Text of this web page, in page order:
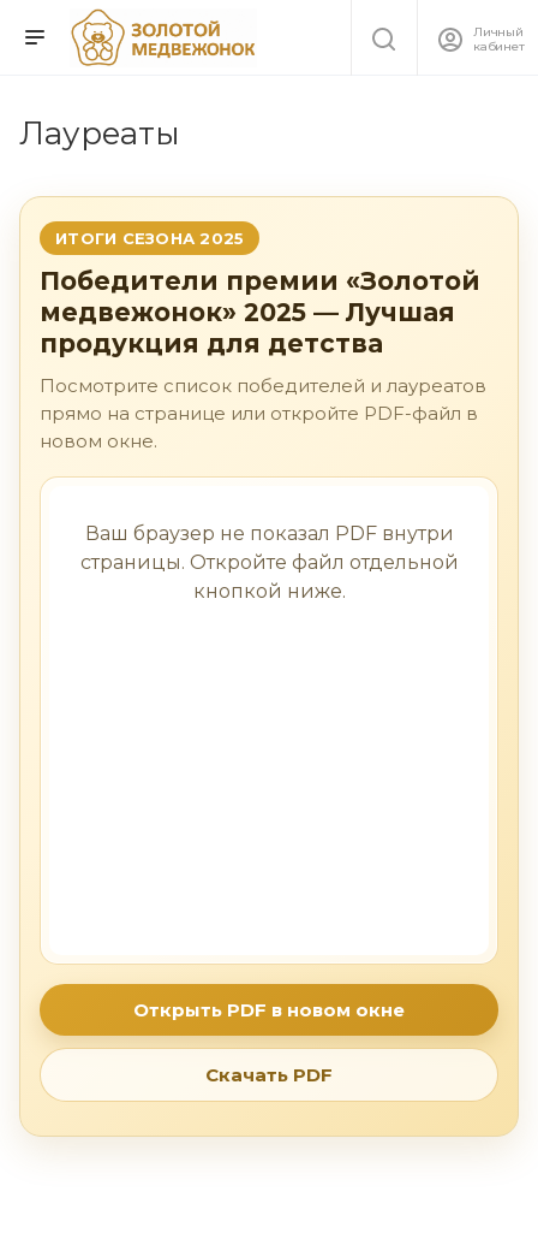
Личный
кабинет
Лауреаты
ИТОГИ СЕЗОНА 2025
Победители премии «Золотой
медвежонок» 2025 — Лучшая
продукция для детства
Посмотрите список победителей и лауреатов
прямо на странице или откройте PDF-файл в
новом окне.
Ваш браузер не показал PDF внутри
страницы. Откройте файл отдельной
кнопкой ниже.
Открыть PDF в новом окне
Скачать PDF